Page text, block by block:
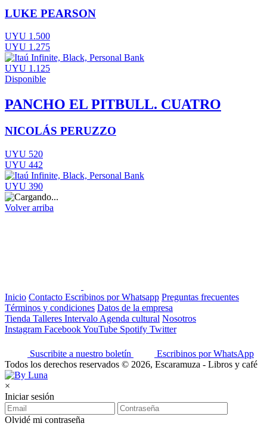
LUKE PEARSON
UYU 1.500
UYU 1.275
UYU 1.125
Disponible
PANCHO EL PITBULL. CUATRO
NICOLÁS PERUZZO
UYU 520
UYU 442
UYU 390
Volver arriba
Inicio Contacto Escribinos por Whatsapp Preguntas frecuentes
Términos y condiciones Datos de la empresa
Tienda Talleres Intervalo Agenda cultural Nosotros
Instagram FacebookYouTube Spotify Twitter
Suscribite a nuestro boletín
Escribinos por WhatsApp
Todos los derechos reservados © 2026, Escaramuza - Libros y café
×
Iniciar sesión
Olvidé mi contraseña